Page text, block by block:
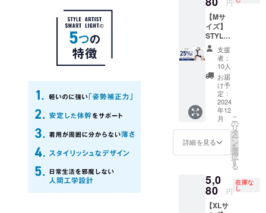
込・送
料込）
[サ
イズ] L
サイ
ズ ア
ンダー
バス
ト：74
～83cm
円
【Mサ
イズ】
STYLE
ARTIST
SMART
LIGHT×
1個【早
25％OF
F】 一
般販売
予定価
格
5,980円
（税
込）
80円】
（税
込・送
料込）
支援
者：
10人
お届
け予
定：
2024
年12
月
詳細を見る
こ
の
リ
タ
ー
ン
を
選
択
す
る
5,0
80 円
在庫な
し
【XLサ